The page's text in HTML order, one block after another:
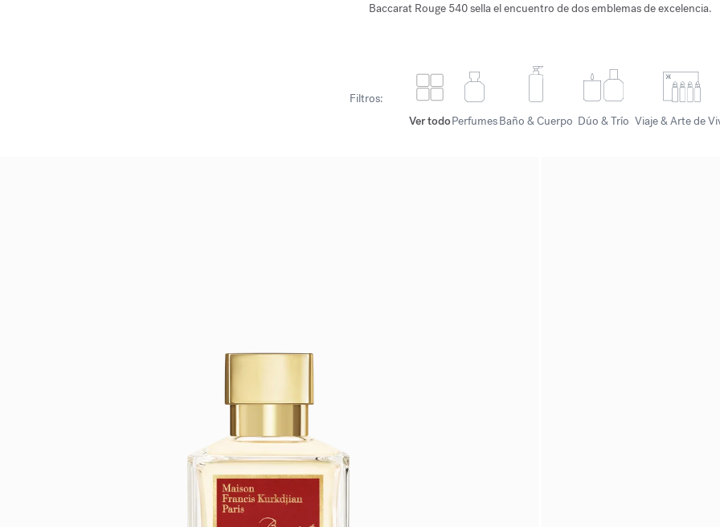
Baccarat Rouge 540 sella el encuentro de dos emblemas de excelencia.
Filtros:
Ver todoPerfumesBaño & Cuerpo Dúo & Trío Viaje & Arte de